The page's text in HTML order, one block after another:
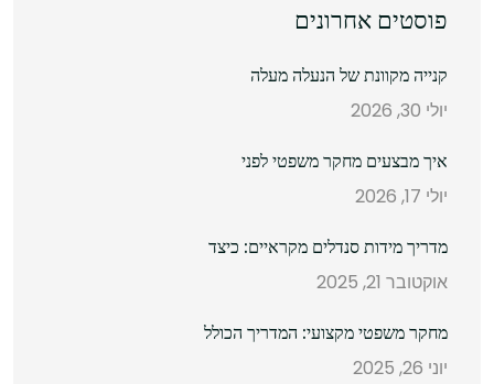
פוסטים אחרונים
קנייה מקוונת של הנעלה מעלה
יולי 30, 2026
איך מבצעים מחקר משפטי לפני
יולי 17, 2026
מדריך מידות סנדלים מקראיים: כיצד
אוקטובר 21, 2025
מחקר משפטי מקצועי: המדריך הכולל
יוני 26, 2025